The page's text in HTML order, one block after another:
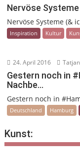
Nervöse
Nervöse Systeme (&
Inspiration Kultur
24. April 2016
Gestern noch in
Nachbe…
Gestern noch in
Deutschland Hamburg
Kunst: